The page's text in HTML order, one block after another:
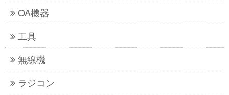
OA機器
工具
無線機
ラジコン